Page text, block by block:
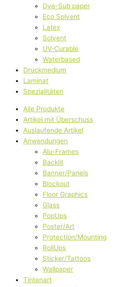
Dye-Sub paper
Eco Solvent
Latex
Solvent
UV-Curable
Waterbased
Druckmedium
Laminat
Spezialitäten
Alle Produkte
Artikel mit Überschuss
Auslaufende Artikel
Anwendungen
Alu-Frames
Backlit
Banner/Panels
Blockout
Floor Graphics
Glass
PopUps
Poster/Art
Protection/Mounting
RollUps
Sticker/Tattoos
Wallpaper
Tintenart